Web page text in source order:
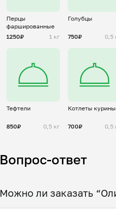
Перцы
фаршированные
1250₽
1 кг
Голубцы
750₽ 0,5
Тефтели
850₽ 0,5 кг
Котлеты
700₽ 0,5
Вопрос-ответ
Можно ли заказать